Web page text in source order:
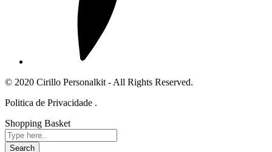
© 2020 Cirillo Personalkit - All Rights Reserved.
Politica de Privacidade .
Shopping Basket